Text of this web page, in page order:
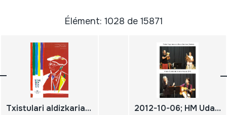
Élément: 1028 de 15871
Txistulari aldizkaria 255-256 ; 2018 / Uztaila-Abendua; 2012-10-06; HM Udazkeneko kontzertua; Pablo Carpintero eta Rosa Sánchez; (Galizia); Amaia Zubiria eta Edorta Amurua; DIGITALA